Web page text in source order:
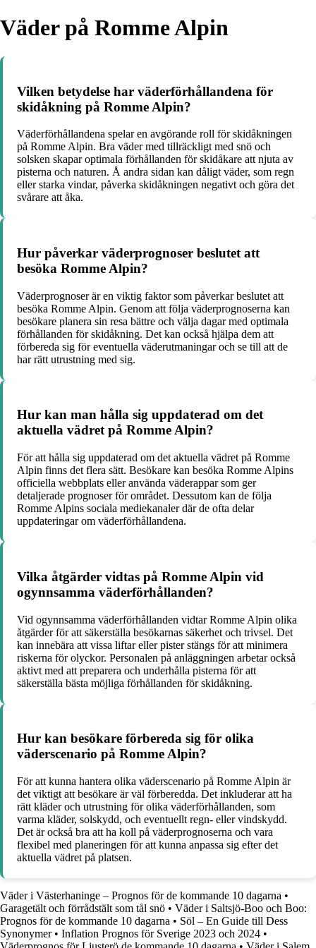
Väder på Romme Alpin
Vilken betydelse har väderförhållandena för
skidåkning på Romme Alpin?
Väderförhållandena spelar en avgörande roll för skidåkningen
på Romme Alpin. Bra väder med tillräckligt med snö och
solsken skapar optimala förhållanden för skidåkare att njuta av
pisterna och naturen. Å andra sidan kan dåligt väder, som regn
eller starka vindar, påverka skidåkningen negativt och göra det
svårare att åka.
Hur påverkar väderprognoser beslutet att
besöka Romme Alpin?
Väderprognoser är en viktig faktor som påverkar beslutet att
besöka Romme Alpin. Genom att följa väderprognoserna kan
besökare planera sin resa bättre och välja dagar med optimala
förhållanden för skidåkning. Det kan också hjälpa dem att
förbereda sig för eventuella väderutmaningar och se till att de
har rätt utrustning med sig.
Hur kan man hålla sig uppdaterad om det
aktuella vädret på Romme Alpin?
För att hålla sig uppdaterad om det aktuella vädret på Romme
Alpin finns det flera sätt. Besökare kan besöka Romme Alpins
officiella webbplats eller använda väderappar som ger
detaljerade prognoser för området. Dessutom kan de följa
Romme Alpins sociala mediekanaler där de ofta delar
uppdateringar om väderförhållandena.
Vilka åtgärder vidtas på Romme Alpin vid
ogynnsamma väderförhållanden?
Vid ogynnsamma väderförhållanden vidtar Romme Alpin olika
åtgärder för att säkerställa besökarnas säkerhet och trivsel. Det
kan innebära att vissa liftar eller pister stängs för att minimera
riskerna för olyckor. Personalen på anläggningen arbetar också
aktivt med att preparera och underhålla pisterna för att
säkerställa bästa möjliga förhållanden för skidåkning.
Hur kan besökare förbereda sig för olika
väderscenario på Romme Alpin?
För att kunna hantera olika väderscenario på Romme Alpin är
det viktigt att besökare är väl förberedda. Det inkluderar att ha
rätt kläder och utrustning för olika väderförhållanden, som
varma kläder, solskydd, och eventuellt regn- eller vindskydd.
Det är också bra att ha koll på väderprognoserna och vara
flexibel med planeringen för att kunna anpassa sig efter det
aktuella vädret på platsen.
Väder i Västerhaninge – Prognos för de kommande 10 dagarna •
Garagetält och förrådstält som tål snö • Väder i Saltsjö-Boo och Boo:
Prognos för de kommande 10 dagarna • Söl – En Guide till Dess
Synonymer• Inflation Prognos för Sverige 2023 och 2024 •